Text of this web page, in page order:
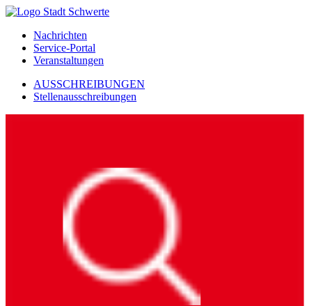
Nachrichten
Service-Portal
Veranstaltungen
AUSSCHREIBUNGEN
Stellenausschreibungen